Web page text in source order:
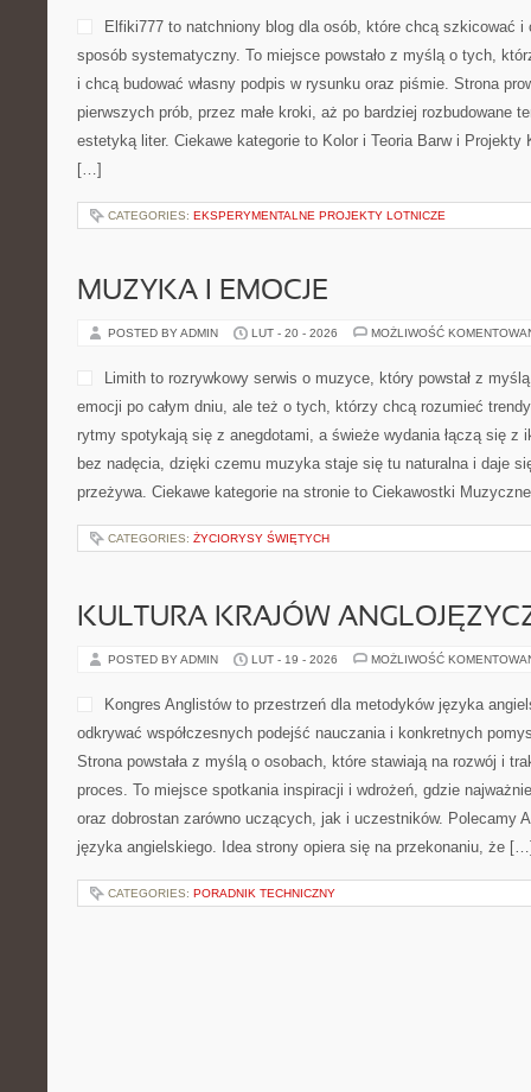
Elfiki777 to natchniony blog dla osób, które chcą szkicować i
sposób systematyczny. To miejsce powstało z myślą o tych,
i chcą budować własny podpis w rysunku oraz piśmie. Strona
pierwszych prób, przez małe kroki, aż po bardziej rozbudowane
estetyką liter. Ciekawe kategorie to Kolor i Teoria Barw i Projekty
[…]
CATEGORIES: EKSPERYMENTALNE PROJEKTY LOTNICZE
MUZYKA I EMOCJE
POSTED BY ADMIN LUT - 20 - 2026 MOŻLIWOŚĆ
Limith to rozrywkowy serwis o muzyce, który powstał z
emocji po całym dniu, ale też o tych, którzy chcą rozumieć
rytmy spotykają się z anegdotami, a świeże wydania łączą się z
bez nadęcia, dzięki czemu muzyka staje się tu naturalna i daje
przeżywa. Ciekawe kategorie na stronie to Ciekawostki
CATEGORIES: ŻYCIORYSY ŚWIĘTYCH
KULTURA KRAJÓW
POSTED BY ADMIN LUT - 19 - 2026 MOŻLIWOŚĆ
Kongres Anglistów to przestrzeń dla metodyków języka
odkrywać współczesnych podejść nauczania i konkretnych
Strona powstała z myślą o osobach, które stawiają na rozwój i
proces. To miejsce spotkania inspiracji i wdrożeń, gdzie
oraz dobrostan zarówno uczących, jak i uczestników. Polecamy
języka angielskiego. Idea strony opiera się na przekonaniu, że
CATEGORIES: PORADNIK TECHNICZNY